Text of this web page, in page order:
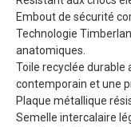
Embout de sécurité
Technologie
anatomiques.
Toile recyclée durable
contemporain et une
Plaque métallique
Semelle intercalaire